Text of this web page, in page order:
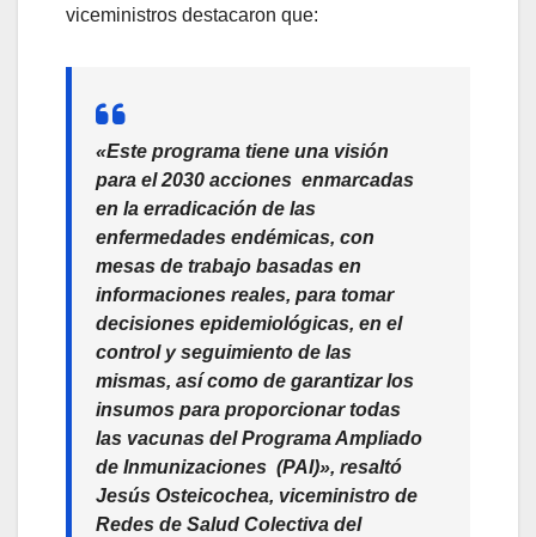
viceministros destacaron que:
«Este programa tiene una visión
para el 2030 acciones enmarcadas
en la erradicación de las
enfermedades endémicas, con
mesas de trabajo basadas en
informaciones reales, para tomar
decisiones epidemiológicas, en el
control y seguimiento de las
mismas, así como de garantizar los
insumos para proporcionar todas
las vacunas del Programa Ampliado
de Inmunizaciones (PAI)», resaltó
Jesús Osteicochea, viceministro de
Redes de Salud Colectiva del